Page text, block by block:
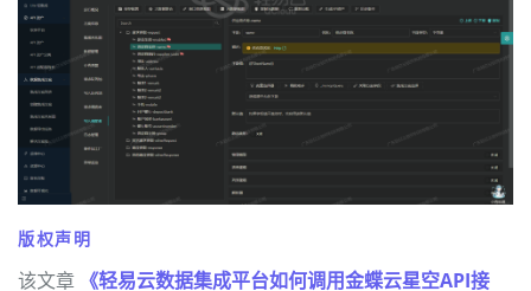
版权声明
该文章 《轻易云数据集成平台如何调用金蝶云星空API接